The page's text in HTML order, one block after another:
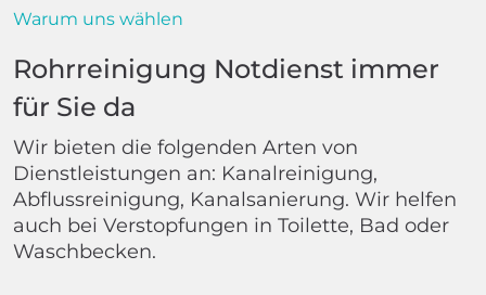
Warum uns wählen
Rohrreinigung Notdienst immer
für Sie da
Wir bieten die folgenden Arten von
Dienstleistungen an: Kanalreinigung,
Abflussreinigung, Kanalsanierung. Wir helfen
auch bei Verstopfungen in Toilette, Bad oder
Waschbecken.